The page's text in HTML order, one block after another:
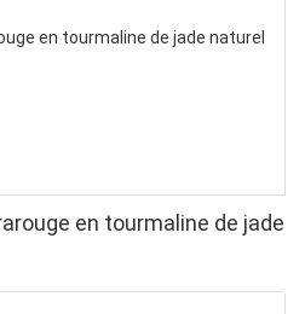
en tourmaline de jade